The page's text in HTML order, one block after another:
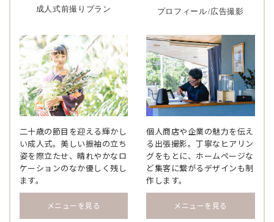
成人式前撮りプラン
二十歳の節目を迎える輝かし
い成人式。美しい振袖の立ち
姿を際立たせ、晴れやかなロ
ケーションのなか優しく残し
ます。
メニューを見る
プロフィール/広告撮影
個人商店や企業の魅力を伝え
る出張撮影。丁寧なヒアリン
グをもとに、ホームページな
ど集客に繋がるデザインも制
作します。
メニューを見る